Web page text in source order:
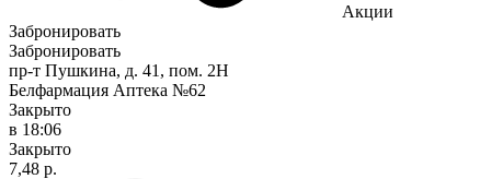
Акции
Забронировать
Забронировать
пр-т Пушкина, д. 41, пом. 2Н
Белфармация Аптека №62
Закрыто
в 18:06
Закрыто
7,48 р.